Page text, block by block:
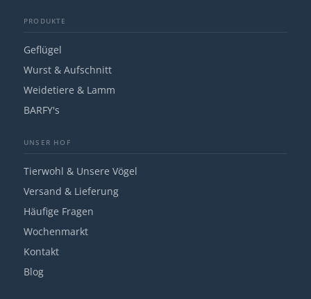
PRODUKTE
Geflügel
Wurst & Aufschnitt
Weidetiere & Lamm
BARFY's
UNSER HOF
Tierwohl & Unsere Vögel
Versand & Lieferung
Häufige Fragen
Wochenmarkt
Kontakt
Blog